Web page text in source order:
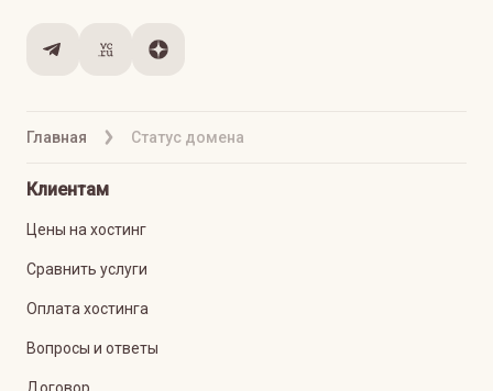
Главная Статус домена
Клиентам
Цены на хостинг
Сравнить услуги
Оплата хостинга
Вопросы и ответы